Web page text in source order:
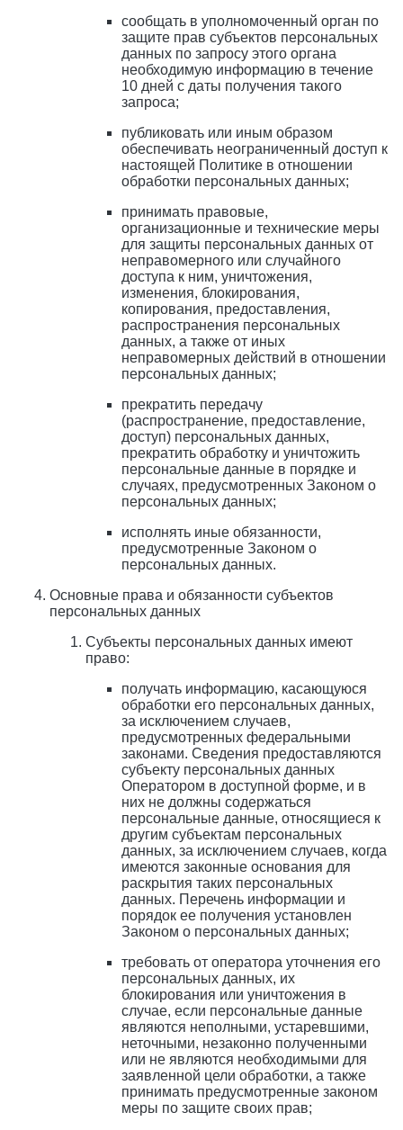
сообщать в уполномоченный орган по
защите прав субъектов персональных
данных по запросу этого органа
необходимую информацию в течение
10 дней с даты получения такого
запроса;
публиковать или иным образом
обеспечивать неограниченный доступ к
настоящей Политике в отношении
обработки персональных данных;
принимать правовые,
организационные и технические меры
для защиты персональных данных от
неправомерного или случайного
доступа к ним, уничтожения,
изменения, блокирования,
копирования, предоставления,
распространения персональных
данных, а также от иных
неправомерных действий в отношении
персональных данных;
прекратить передачу
(распространение, предоставление,
доступ) персональных данных,
прекратить обработку и уничтожить
персональные данные в порядке и
случаях, предусмотренных Законом о
персональных данных;
исполнять иные обязанности,
предусмотренные Законом о
персональных данных.
Основные права и обязанности субъектов
персональных данных
Субъекты персональных данных имеют
право:
получать информацию, касающуюся
обработки его персональных данных,
за исключением случаев,
предусмотренных федеральными
законами. Сведения предоставляются
субъекту персональных данных
Оператором в доступной форме, и в
них не должны содержаться
персональные данные, относящиеся к
другим субъектам персональных
данных, за исключением случаев, когда
имеются законные основания для
раскрытия таких персональных
данных. Перечень информации и
порядок ее получения установлен
Законом о персональных данных;
требовать от оператора уточнения его
персональных данных, их
блокирования или уничтожения в
случае, если персональные данные
являются неполными, устаревшими,
неточными, незаконно полученными
или не являются необходимыми для
заявленной цели обработки, а также
принимать предусмотренные законом
меры по защите своих прав;